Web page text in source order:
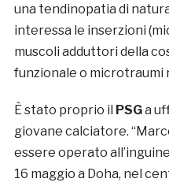
una tendinopatia di
interessa le inserzioni
muscoli adduttori della
funzionale o microtraumi
È stato proprio il PSGa
giovane calciatore.
essere operato
16 maggio a Doha, nel